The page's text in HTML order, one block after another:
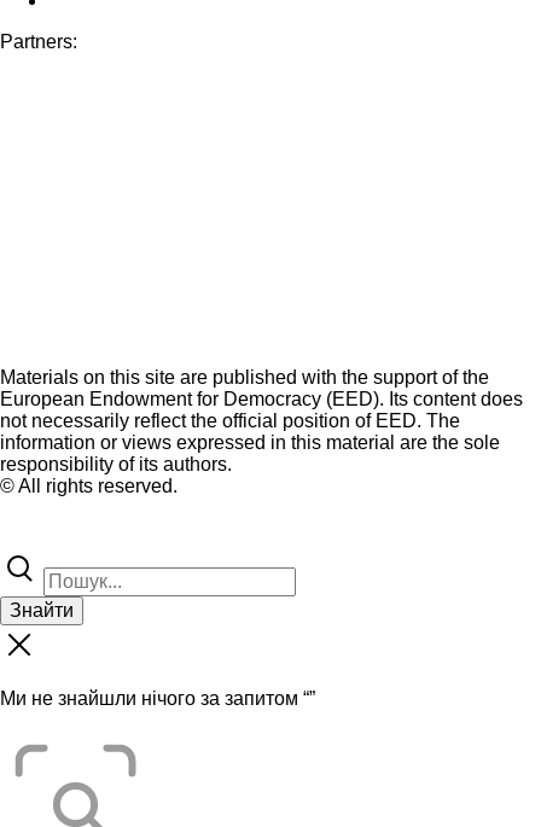
Partners:
Materials on this site are published with the support of the
European Endowment for Democracy (EED). Its content does
not necessarily reflect the official position of EED. The
information or views expressed in this material are the sole
responsibility of its authors.
© All rights reserved.
Знайти
Ми не знайшли нічого за запитом “”